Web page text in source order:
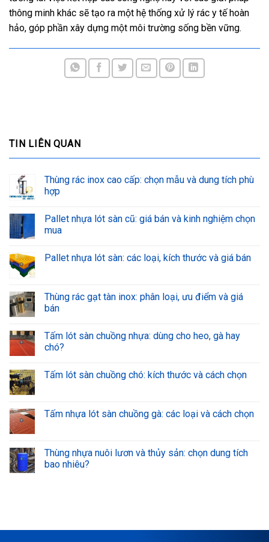
thông minh khác sẽ tạo ra một hệ thống xử lý rác y tế hoàn
hảo, góp phần xây dựng một môi trường sống bền vững.
TIN LIÊN QUAN
Thùng rác inox cao cấp: chọn mẫu và dung tích phù
hợp
Pallet nhựa lót sàn cũ: giá bán và kinh nghiệm chọn
mua
Pallet nhựa lót sàn: các loại, kích thước và giá bán
Thùng rác gạt tàn inox: phân loại, ưu điểm và giá
bán
Tấm lót sàn chuồng nhựa: dùng cho heo, gà hay
chó?
Tấm lót sàn chuồng chó: kích thước và cách chọn
Tấm nhựa lót sàn chuồng gà: các loại và cách chọn
Thùng nhựa nuôi lươn và thủy sản: chọn dung tích
bao nhiêu?